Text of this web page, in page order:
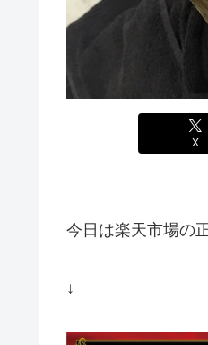
X
今日は楽天市場の
↓